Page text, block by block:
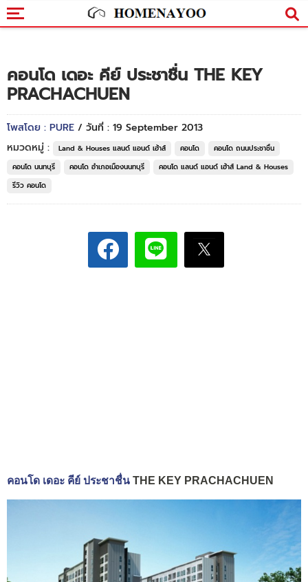
คอนโด เดอะ คีย์ ประชาชื่น THE KEY
PRACHACHUEN
โพสโดย : PURE / วันที่ : 19 September 2013
หมวดหมู่ :
Land & Houses แลนด์ แอนด์ เฮ้าส์ คอนโด
คอนโด ถนนประชาชื่น
คอนโด นนทบุรี
คอนโด อำเภอเมืองนนทบุรี
คอนโด แลนด์ แอนด์ เฮ้าส์ Land & Houses
รีวิว คอนโด
คอนโด เดอะ คีย์ ประชาชื่น THE KEY PRACHACHUEN